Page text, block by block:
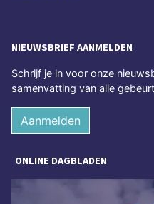
NIEUWSBRIEF AANMELDEN
Schrijf je in voor onze
samenvatting van alle
Aanmelden
ONLINE DAGBLADEN